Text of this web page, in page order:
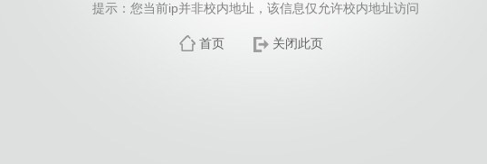
提示：您当前ip并非校内地址，该信息仅允许校内地址访问
首页 关闭此页